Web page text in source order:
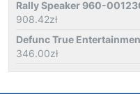
Rally Speaker 960-
908.42zł
Defunc True
346.00zł